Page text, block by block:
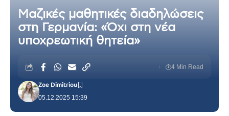
Μαζικές μαθητικές διαδηλώσεις
στη Γερμανία: «Όχι στη νέα
υποχρεωτική θητεία»
05.12.2025 15:39
Zoe Dimitriou
4 Min Read